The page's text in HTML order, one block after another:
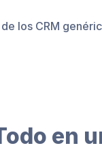
los CRM
en